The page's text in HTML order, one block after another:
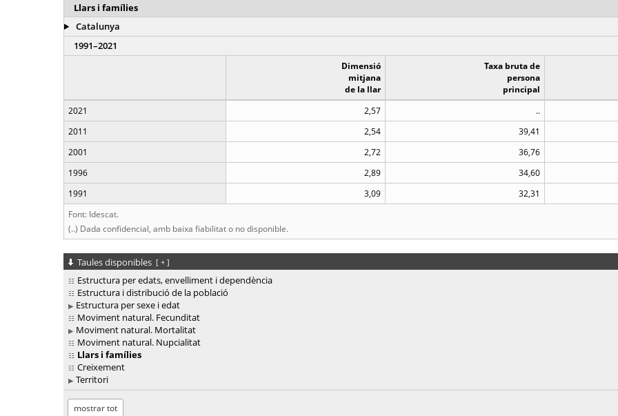
Llars i famílies
Catalunya
1991–2021
Dimensió
mitjana
de la llar
Taxa bruta de
persona
principal
2021
2,57 ..
2011
2,54 39,41
2001
2,72 36,76
1996
2,89 34,60
1991
3,09 32,31
Font: Idescat.
(..) Dada confidencial, amb baixa fiabilitat o no disponible.
Taules disponibles [ + ]
Estructura per edats, envelliment i dependència
Estructura i distribució de la població
Estructura per sexe i edat
Moviment natural. Fecunditat
Moviment natural. Mortalitat
Moviment natural. Nupcialitat
Llars i famílies
Creixement
Territori
mostrar tot